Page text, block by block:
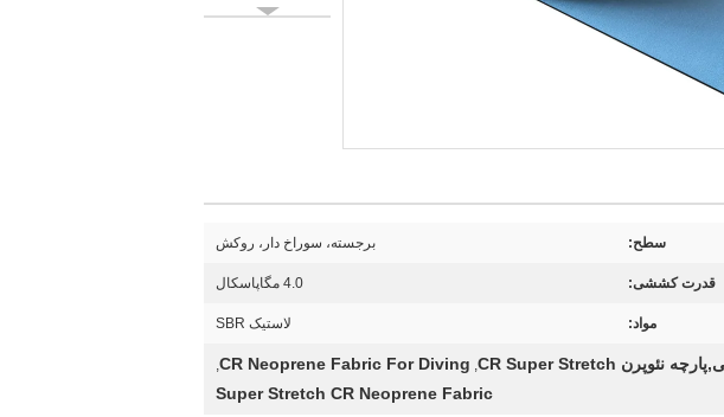
سطح: برجسته، سوراخ دار، روکش
قدرت کششی: 4.0 مگاپاسکال
مواد: لاستیک SBR
,
CR Neoprene Fabric For Diving
,
Super Stretch CR Neoprene Fabric